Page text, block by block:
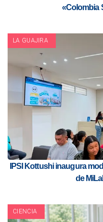
«Colombia
LA GUAJIRA
IPSI Kottushi inaugura
de
CIENCIA